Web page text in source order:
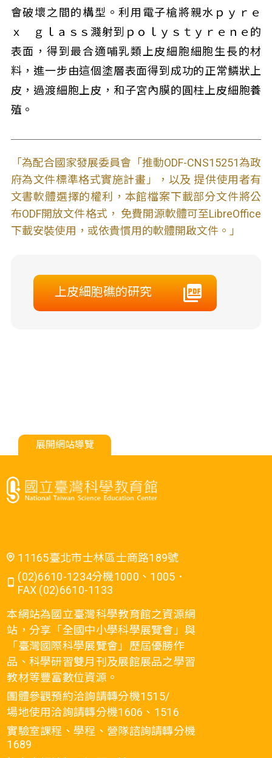
會破壞之間的構型。利用電子槍將親水ｐｙｒｅ
ｘ ｇｌａｓｓ濺射到ｐｏｌｙｓｔｙｒｅｎｅ的
表面，得到最合適哺乳類上皮細胞細胞生長的材
料，進一步由這個塗層表面得到成功的正常鱗狀上
皮，過渡細胞上皮，和子宮內膜的圓柱上皮細胞養
殖。
「為配合國家發展委員會「推動ODF-CNS15251為政
府為文件標準格式實施計畫」，以及 提供使用者有
文書軟體選擇的權利，本館檔案下載部分文件將公
布ODF開放文件格式， 免費開源軟體可至LibreOffice
下載安裝使用，或依貴慣用的軟體開啟文件。」
上皮細胞礁的研究
展開網站導覽
11165臺北市士林區士商路189號
(02)6610-1234分機1000、1005．
FAX (02)6610-1133
本網站為國立臺灣科學教育館之資源網
站，分享「全國中小學科學展覽會」與
「臺灣國際科學展覽會」歷屆優勝作
品、科學研習雙月刊及展館展品之學習
教材等豐富數位資源。
團體參觀預約洽詢請轉分機1515/
場地使用洽詢請轉分機1606、1516
實驗室課程、學程、營隊諮詢請轉分機
1689